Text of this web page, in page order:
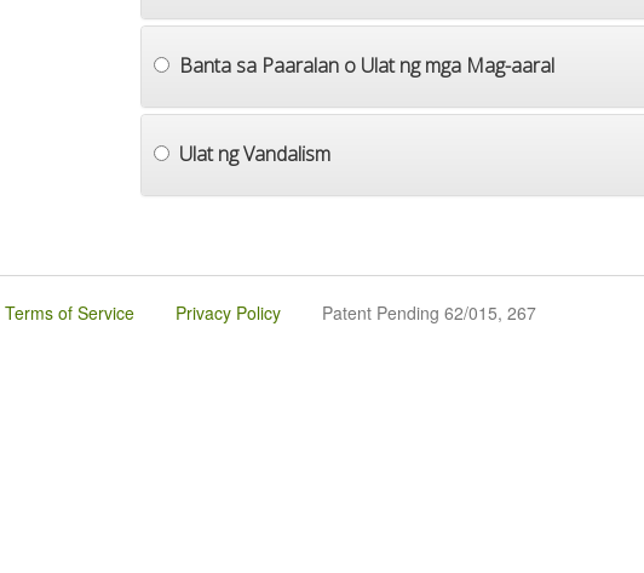
Banta sa Paaralan o Ulat ng mga Mag-aaral
Ulat ng Vandalism
Terms of Service Privacy Policy Patent Pending 62/015, 267